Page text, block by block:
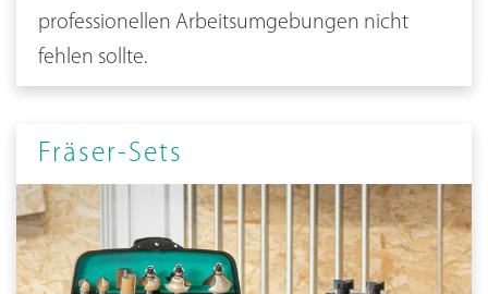
professionellen Arbeitsumgebungen nicht
fehlen sollte.
Fräser-Sets